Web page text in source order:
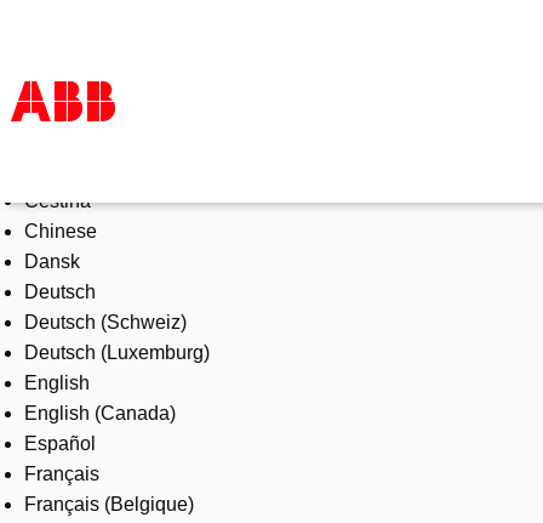
Products & Solutions
Industries
Services
About us
Where to buy
Contact us
Careers
Čeština
Chinese
Dansk
Deutsch
Deutsch (Schweiz)
Deutsch (Luxemburg)
English
English (Canada)
Español
Français
Français (Belgique)